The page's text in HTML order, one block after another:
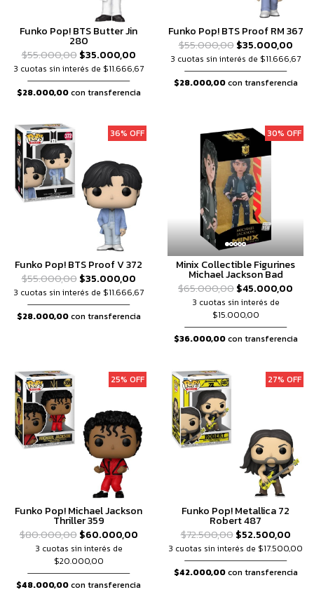
Funko Pop! BTS Butter Jin
280
$55.000,00$35.000,00
3 cuotas sin interés de $11.666,67
$28.000,00con transferencia
Funko Pop! BTS Proof RM 367
$55.000,00$35.000,00
3 cuotas sin interés de $11.666,67
$28.000,00con transferencia
36% OFF
Funko Pop! BTS Proof V 372
$55.000,00$35.000,00
3 cuotas sin interés de $11.666,67
$28.000,00con transferencia
30% OFF
Minix Collectible Figurines
Michael Jackson Bad
$65.000,00$45.000,00
3 cuotas sin interés de
$15.000,00
$36.000,00con transferencia
25% OFF
Funko Pop! Michael Jackson
Thriller 359
$80.000,00$60.000,00
3 cuotas sin interés de
$20.000,00
$48.000,00con transferencia
27% OFF
Funko Pop! Metallica 72
Robert 487
$72.500,00$52.500,00
3 cuotas sin interés de $17.500,00
$42.000,00con transferencia